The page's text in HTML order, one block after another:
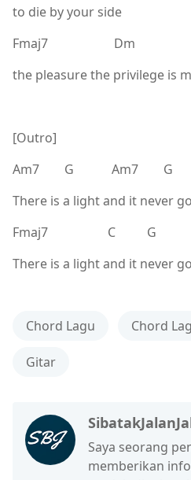
to die by your side
Fmaj7 Dm
the pleasure the privilege is
[Outro]
Am7 G Am7 G
There is a light and it never
Fmaj7 C G
There is a light and it never
Chord Lagu Chord
Gitar
Saya seorang
memberikan